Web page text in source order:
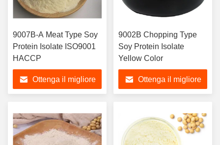
9007B-A Meat Type Soy
Protein Isolate ISO9001
HACCP
Ottenga il migliore
9002B Chopping Type
Soy Protein Isolate
Yellow Color
Ottenga il migliore